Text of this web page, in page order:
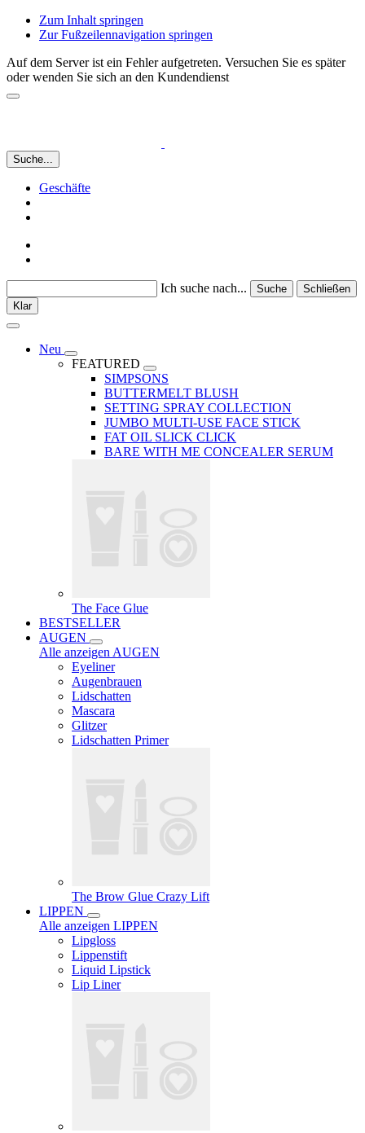
Zum Inhalt springen
Zur Fußzeilennavigation springen
Auf dem Server ist ein Fehler aufgetreten. Versuchen Sie es später
oder wenden Sie sich an den Kundendienst
Suche...
Geschäfte
Ich suche nach... Suche
Schließen
Klar
Neu
FEATURED
SIMPSONS
BUTTERMELT BLUSH
SETTING SPRAY COLLECTION
JUMBO MULTI-USE FACE STICK
FAT OIL SLICK CLICK
BARE WITH ME CONCEALER SERUM
The Face Glue
BESTSELLER
AUGEN
Alle anzeigen AUGEN
Eyeliner
Augenbrauen
Lidschatten
Mascara
Glitzer
Lidschatten Primer
The Brow Glue Crazy Lift
LIPPEN
Alle anzeigen LIPPEN
Lipgloss
Lippenstift
Liquid Lipstick
Lip Liner